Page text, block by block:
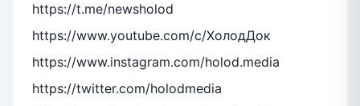
https://t.me/newsholod
https://www.youtube.com/c/ХолодДок
https://www.instagram.com/holod.media
https://twitter.com/holodmedia